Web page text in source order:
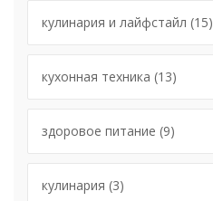
кулинария и лайфстайл (15)
кухонная техника (13)
здоровое питание (9)
кулинария (3)